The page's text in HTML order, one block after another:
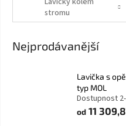
stromu
Nejprodávanější
Lavička s
typ MOL
Dostupnost
od 11